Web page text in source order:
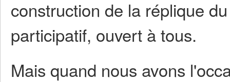
construction de la réplique
participatif, ouvert à tous.
Mais quand nous avons